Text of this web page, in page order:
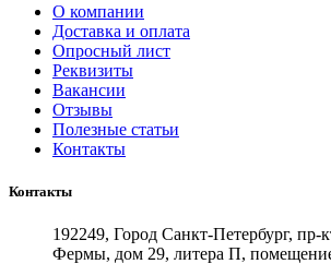
О компании
Доставка и оплата
Опросный лист
Реквизиты
Вакансии
Отзывы
Полезные статьи
Контакты
Контакты
192249, Город Санкт-Петербург, пр-
Фермы, дом 29, литера П,